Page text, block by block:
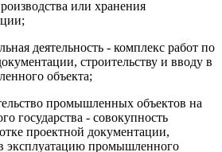
или хранения
деятельность - комплекс работ по
строительству и вводу в
объекта;
промышленных объектов на
государства - совокупность
проектной документации,
эксплуатацию промышленного